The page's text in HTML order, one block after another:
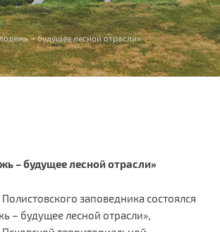
– будущее лесной отрасли»
– будущее лесной отрасли»
заповедника состоялся
– будущее лесной отрасли»,